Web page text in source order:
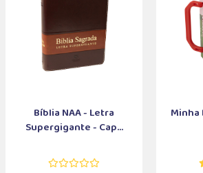
Bíblia NAA - Letra
Supergigante - Cap...
Minha